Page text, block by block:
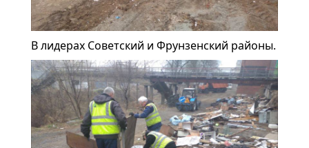
В лидерах Советский и Фрунзенский районы.